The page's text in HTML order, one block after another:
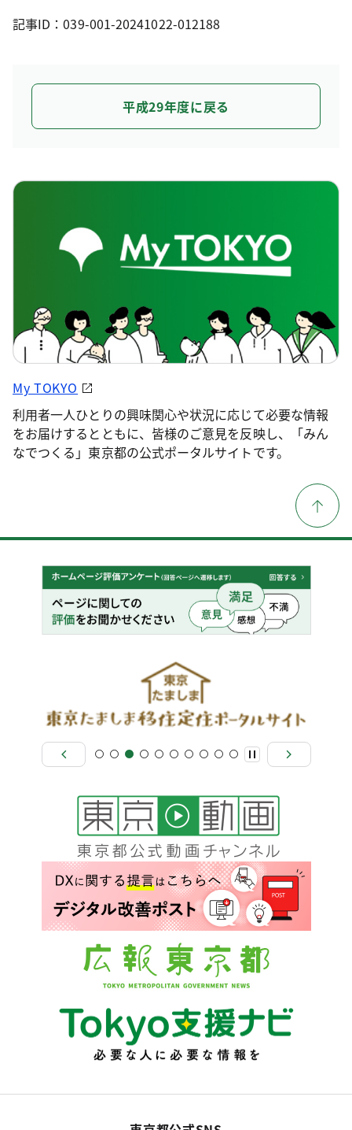
記事ID：039-001-20241022-012188
平成29年度に戻る
My TOKYO
利用者一人ひとりの興味関心や状況に応じて必要な情報
をお届けするとともに、皆様のご意見を反映し、「みん
なでつくる」東京都の公式ポータルサイトです。